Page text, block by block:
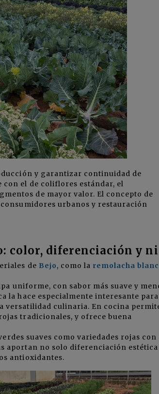
y garantizar continuidad de
el de coliflores estándar, el
de mayor valor. El concepto de
urbanos y restauración
color, diferenciación y
de Bejo, como la remolacha
uniforme, con sabor más suave y
la hace especialmente interesante para
versatilidad culinaria. En cocina
tradicionales, y ofrece buena
suaves como variedades rojas con
aportan no solo diferenciación estética
antioxidantes.